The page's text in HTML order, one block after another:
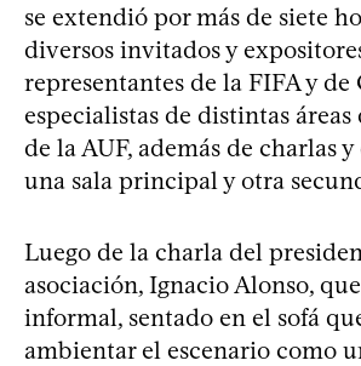
se extendió por más de siete
diversos invitados y
representantes de la FIFA y
especialistas de distintas
de la AUF, además de charlas
una sala principal y otra
Luego de la charla del
asociación, Ignacio Alonso,
informal, sentado en el sofá
ambientar el escenario como